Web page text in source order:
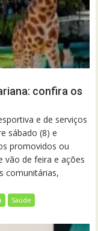
confira os
e de serviços
sábado (8) e
promovidos ou
vão de feira e ações
comunitárias,
Saúde